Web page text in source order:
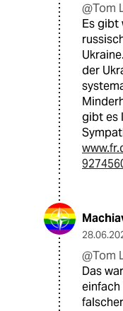
@Tom
Es gibt
der
gibt es
@Tom
Das
einfach